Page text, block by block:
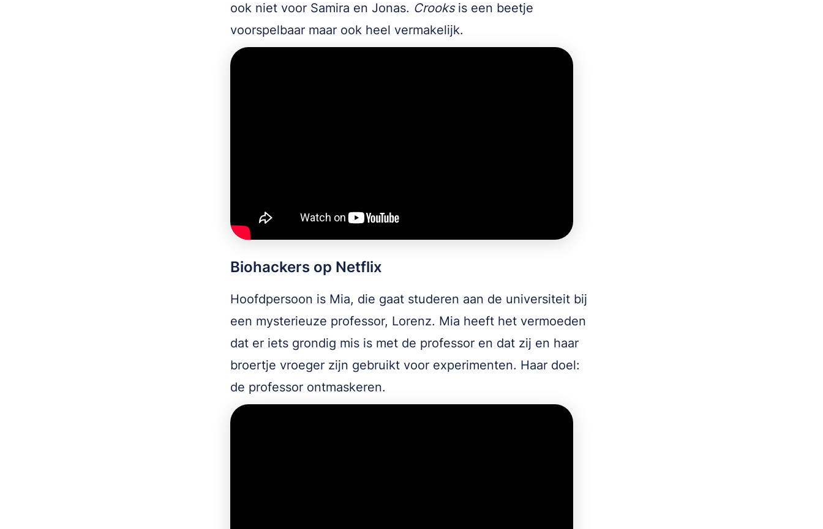
ook niet voor Samira en Jonas. Crooks is een beetje
voorspelbaar maar ook heel vermakelijk.
Biohackers op Netflix
Hoofdpersoon is Mia, die gaat studeren aan de universiteit bij
een mysterieuze professor, Lorenz. Mia heeft het vermoeden
dat er iets grondig mis is met de professor en dat zij en haar
broertje vroeger zijn gebruikt voor experimenten. Haar doel:
de professor ontmaskeren.